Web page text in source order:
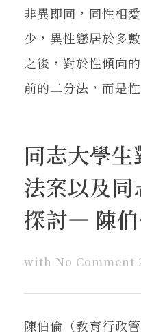
非異即同，同性相
少，異性戀居於多
之後，對於性傾向
前的二分法，而是
同志大學
法案以及
探討— 陳
with No Comment
陳伯倫（教育行政